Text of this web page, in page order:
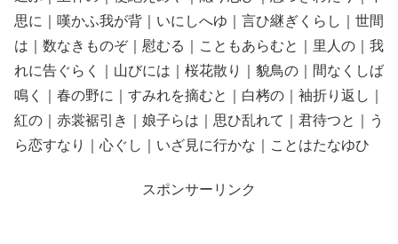
思に｜嘆かふ我が背｜いにしへゆ｜言ひ継ぎくらし｜世間
は｜数なきものぞ｜慰むる｜こともあらむと｜里人の｜我
れに告ぐらく｜山びには｜桜花散り｜貌鳥の｜間なくしば
鳴く｜春の野に｜すみれを摘むと｜白栲の｜袖折り返し｜
紅の｜赤裳裾引き｜娘子らは｜思ひ乱れて｜君待つと｜う
ら恋すなり｜心ぐし｜いざ見に行かな｜ことはたなゆひ
スポンサーリンク